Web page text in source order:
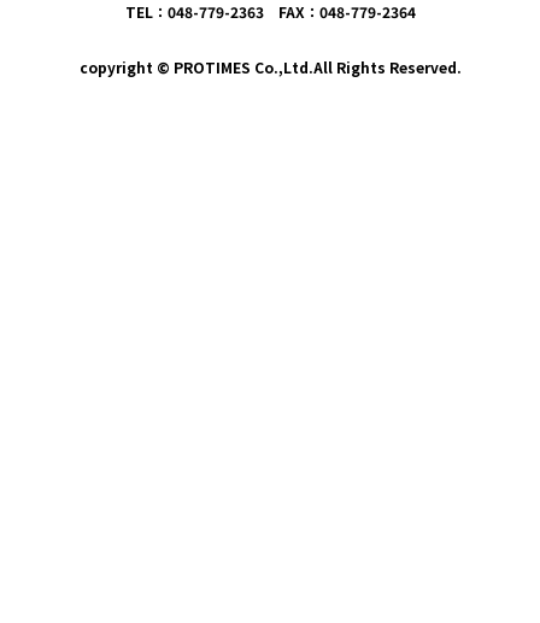
TEL：048-779-2363 FAX：048-779-2364
copyright © PROTIMES Co.,Ltd.All Rights Reserved.